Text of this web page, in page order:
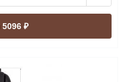
5096 ₽